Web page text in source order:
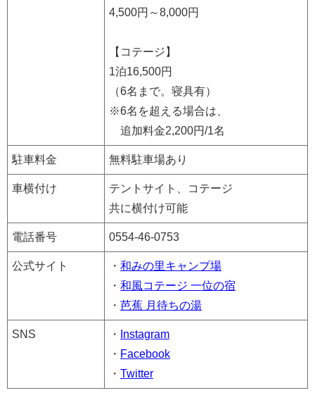
4,500円～8,000円
【コテージ】
1泊16,500円
（6名まで。寝具有）
※6名を超える場合は、
追加料金2,200円/1名
駐車料金 無料駐車場あり
車横付け
テントサイト、コテージ
共に横付け可能
電話番号 0554-46-0753
公式サイト ・ 和みの里キャンプ場
・ 和風コテージ 一位の宿
・ 芭蕉 月待ちの湯
SNS ・
Instagram
・ Facebook
・ Twitter